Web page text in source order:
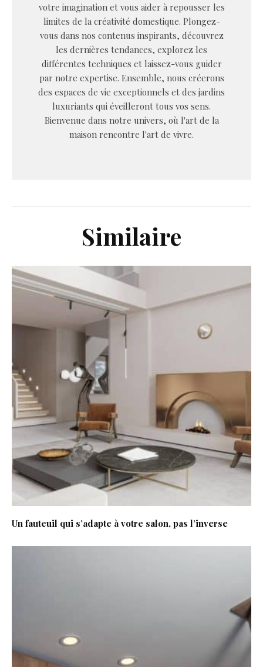
votre imagination et vous aider à repousser les
limites de la créativité domestique. Plongez-
vous dans nos contenus inspirants, découvrez
les dernières tendances, explorez les
différentes techniques et laissez-vous guider
par notre expertise. Ensemble, nous créerons
des espaces de vie exceptionnels et des jardins
luxuriants qui éveilleront tous vos sens.
Bienvenue dans notre univers, où l'art de la
maison rencontre l'art de vivre.
Similaire
Un fauteuil qui s’adapte à votre salon, pas l’inverse